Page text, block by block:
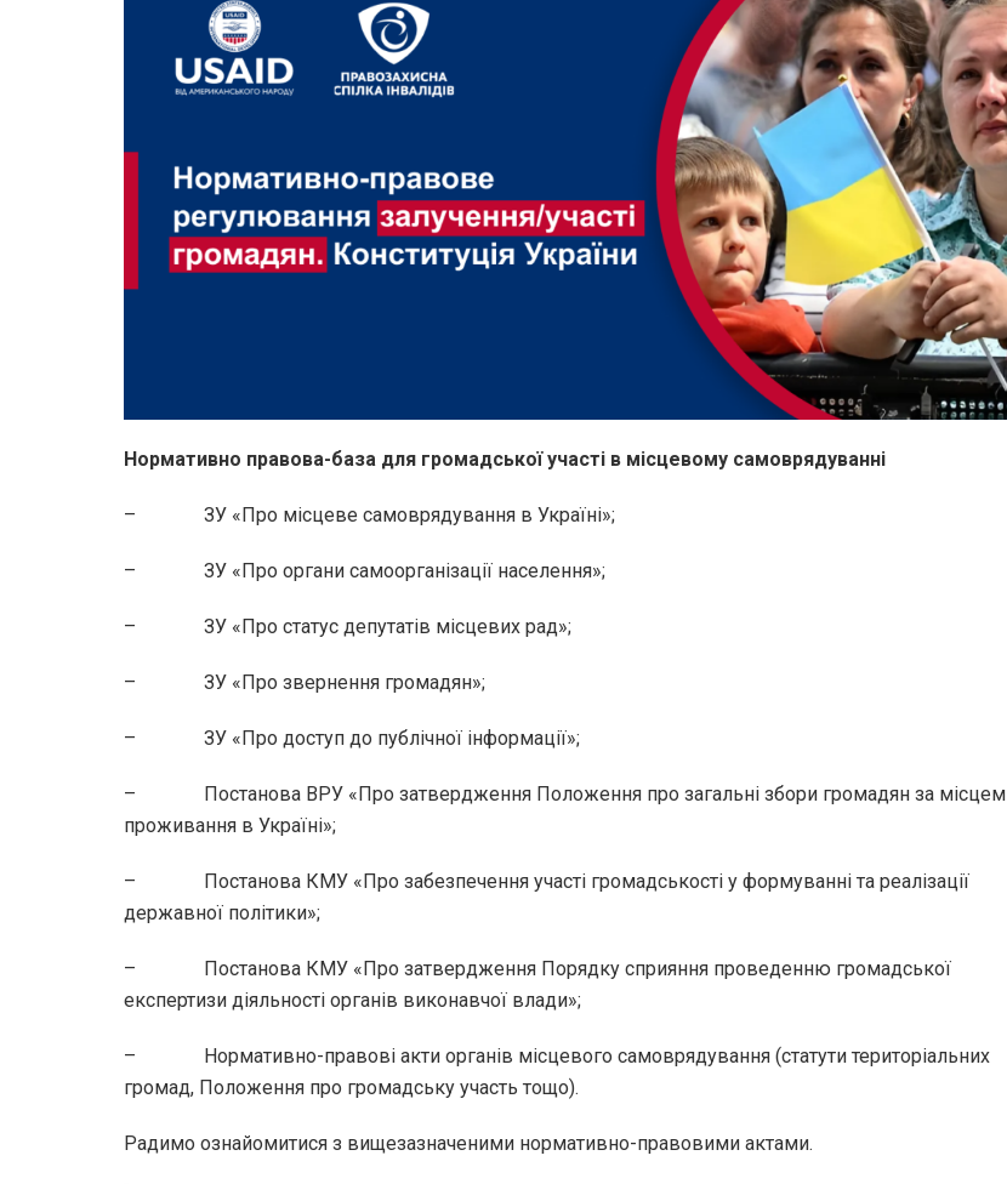
Нормативно правова-база для громадської участі в місцевому самоврядуванні
– ЗУ «Про місцеве самоврядування в Україні»;
– ЗУ «Про органи самоорганізації населення»;
– ЗУ «Про статус депутатів місцевих рад»;
– ЗУ «Про звернення громадян»;
– ЗУ «Про доступ до публічної інформації»;
– Постанова ВРУ «Про затвердження Положення про загальні збори громадян за місцем
проживання в Україні»;
– Постанова КМУ «Про забезпечення участі громадськості у формуванні та реалізації
державної політики»;
– Постанова КМУ «Про затвердження Порядку сприяння проведенню громадської
експертизи діяльності органів виконавчої влади»;
– Нормативно-правові акти органів місцевого самоврядування (статути територіальних
громад, Положення про громадську участь тощо).
Радимо ознайомитися з вищезазначеними нормативно-правовими актами.